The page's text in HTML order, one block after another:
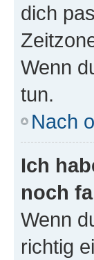
dich
Wenn
tun.
Nach
Ich
noch
Wenn
richtig